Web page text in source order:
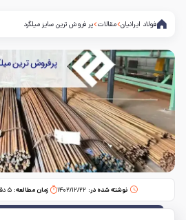
فولاد ایرانیان مقالات پر فروش ترین سایز میلگرد
نوشته شده در: ۱۴۰۲/۱۲/۲۲ زمان مطالعه:‌ ۵